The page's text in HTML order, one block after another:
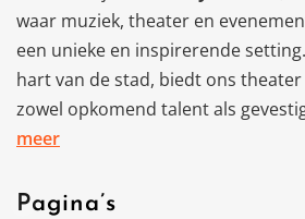
waar muziek, theater en
een unieke en inspirerende
hart van de stad, biedt ons
zowel opkomend talent als
meer
Pagina’s